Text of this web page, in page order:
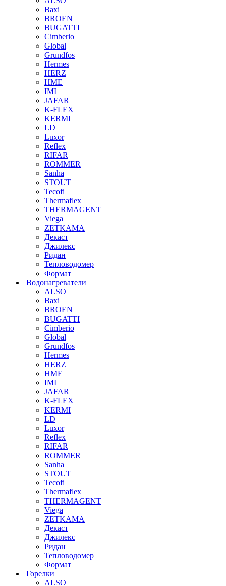
Baxi
BROEN
BUGATTI
Cimberio
Global
Grundfos
Hermes
HERZ
HME
IMI
JAFAR
K-FLEX
KERMI
LD
Luxor
Reflex
RIFAR
ROMMER
Sanha
STOUT
Tecofi
Thermaflex
THERMAGENT
Viega
ZETKAMA
Декаст
Джилекс
Ридан
Тепловодомер
Формат
Водонагреватели
ALSO
Baxi
BROEN
BUGATTI
Cimberio
Global
Grundfos
Hermes
HERZ
HME
IMI
JAFAR
K-FLEX
KERMI
LD
Luxor
Reflex
RIFAR
ROMMER
Sanha
STOUT
Tecofi
Thermaflex
THERMAGENT
Viega
ZETKAMA
Декаст
Джилекс
Ридан
Тепловодомер
Формат
Горелки
ALSO